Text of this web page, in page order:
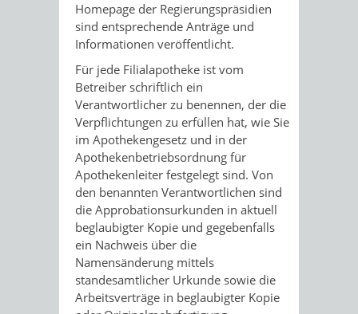
Homepage der Regierungspräsidien
sind entsprechende Anträge und
Informationen veröffentlicht.
Für jede Filialapotheke ist vom
Betreiber schriftlich ein
Verantwortlicher zu benennen, der die
Verpflichtungen zu erfüllen hat, wie Sie
im Apothekengesetz und in der
Apothekenbetriebsordnung für
Apothekenleiter festgelegt sind. Von
den benannten Verantwortlichen sind
die Approbationsurkunden in aktuell
beglaubigter Kopie und gegebenfalls
ein Nachweis über die
Namensänderung mittels
standesamtlicher Urkunde sowie die
Arbeitsverträge in beglaubigter Kopie